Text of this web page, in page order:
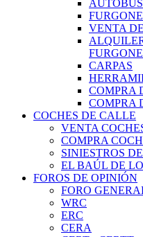
VENTA
CARPAS
COMPRA
COMPRA
COCHES DE CALLE
VENTA
COMPRA
SINIESTROS
EL BAÚL DE
FOROS DE OPINIÓN
FORO
WRC
ERC
CERA